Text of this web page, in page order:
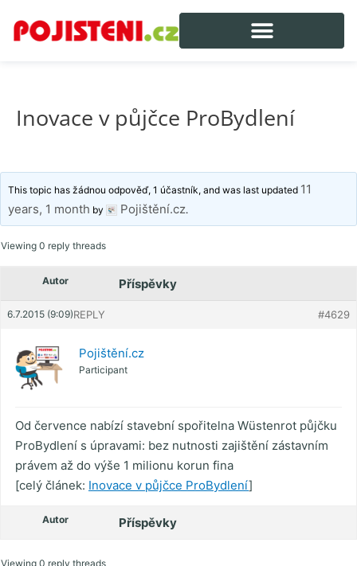
Inovace v půjčce ProBydlení
This topic has žádnou odpověď, 1 účastník, and was last updated 11
years, 1 month by Pojištění.cz.
Viewing 0 reply threads
Autor Příspěvky
6.7.2015 (9:09) #4629
REPLY
Pojištění.cz
Participant
Od července nabízí stavební spořitelna Wüstenrot půjčku
ProBydlení s úpravami: bez nutnosti zajištění zástavním
právem až do výše 1 milionu korun fina
[celý článek: Inovace v půjčce ProBydlení]
Autor Příspěvky
Viewing 0 reply threads